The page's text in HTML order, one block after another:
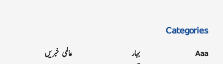
Categories
Aaa بہار عالمی خبریں